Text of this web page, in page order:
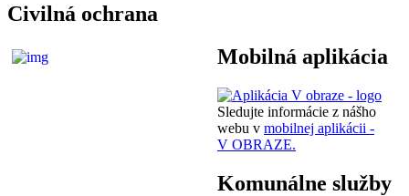
Civilná ochrana
Mobilná aplikácia
Sledujte informácie z nášho
webu v mobilnej aplikácii -
V OBRAZE.
Komunálne služby